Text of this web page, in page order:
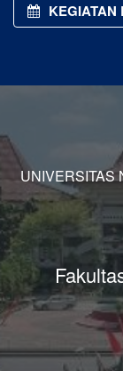
KEGIATAN
UNIVERSITAS